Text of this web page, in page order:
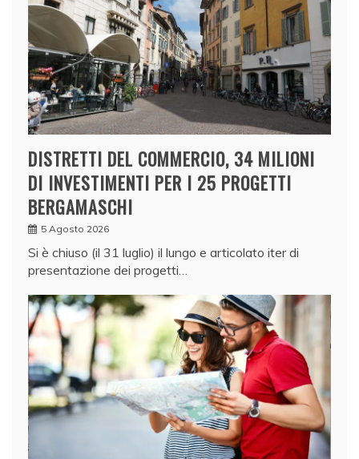
DISTRETTI DEL COMMERCIO, 34 MILIONI
DI INVESTIMENTI PER I 25 PROGETTI
BERGAMASCHI
5 Agosto 2026
Si è chiuso (il 31 luglio) il lungo e articolato iter di
presentazione dei progetti…